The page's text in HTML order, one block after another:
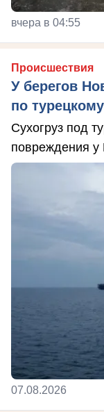
вчера в 04:55
Происшествия
У берегов
по
Сухогруз под
повреждения у
07.08.2026